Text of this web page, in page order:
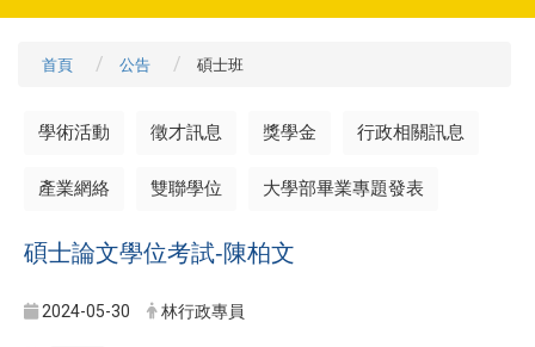
首頁 公告 碩士班
學術活動 徵才訊息 獎學金 行政相關訊息
產業網絡 雙聯學位 大學部畢業專題發表
碩士論文學位考試-陳柏文
2024-05-30 林行政專員